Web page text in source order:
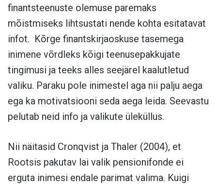
finantsteenuste olemuse paremaks
mõistmiseks lihtsustati nende kohta esitatavat
infot. Kõrge finantskirjaoskuse tasemega
inimene võrdleks kõigi teenusepakkujate
tingimusi ja teeks alles seejärel kaalutletud
valiku. Paraku pole inimestel aga nii palju aega
ega ka motivatsiooni seda aega leida. Seevastu
pelutab neid info ja valikute üleküllus.
Nii näitasid Cronqvist ja Thaler (2004), et
Rootsis pakutav lai valik pensionifonde ei
erguta inimesi endale parimat valima. Kuigi